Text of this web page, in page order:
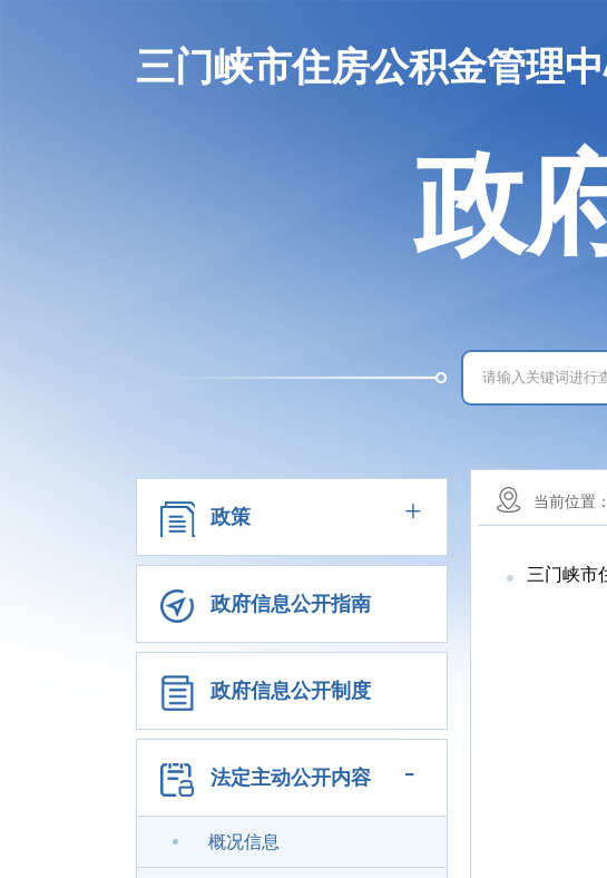
三门峡市住房公积金管理
政
政策 +
政府信息公开指南
政府信息公开制度
法定主动公开内容 -
概况信息
当前位置：
三门峡市